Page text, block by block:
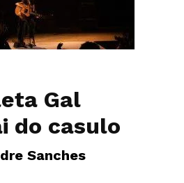
Gal
do casulo
Sanches